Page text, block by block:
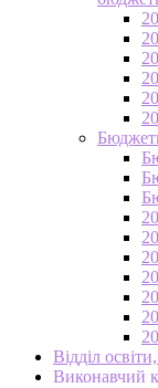
Відділ
Виконавчий